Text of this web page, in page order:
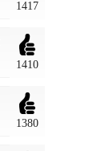
1417
1410
1380